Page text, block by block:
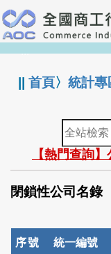
跳
到
主
要
:::
||首頁〉統計專
全
站
檢
索
【熱門查詢
閉鎖性公司名錄
序號 統一編號